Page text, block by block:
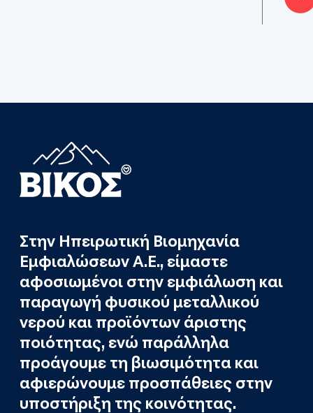
Στην Ηπειρωτική Βιομηχανία
Εμφιαλώσεων Α.Ε., είμαστε
αφοσιωμένοι στην εμφιάλωση και
παραγωγή φυσικού μεταλλικού
νερού και προϊόντων άριστης
ποιότητας, ενώ παράλληλα
προάγουμε τη βιωσιμότητα και
αφιερώνουμε προσπάθειες στην
υποστήριξη της κοινότητας.